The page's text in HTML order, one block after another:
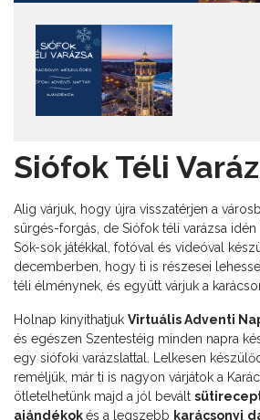
Siófok Téli
Alig várjuk, hogy újra visszatérjen a
sürgés-forgás, de Siófok téli varázsa idén
Sok-sok játékkal, fotóval és videóval
decemberben, hogy ti is részesei
téli élménynek, és együtt várjuk a
Holnap kinyithatjuk Virtuális Adventi
és egészen Szentestéig minden napra
egy siófoki varázslattal. Lelkesen
reméljük, már ti is nagyon várjátok a
ötletelhetünk majd a jól bevált
ajándékokés a legszebb karácsonyi